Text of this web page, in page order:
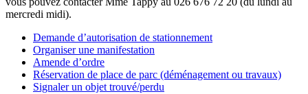
mercredi midi).
Demande d’autorisation de stationnement
Organiser une manifestation
Amende d’ordre
Réservation de place de parc (déménagement ou travaux)
Signaler un objet trouvé/perdu